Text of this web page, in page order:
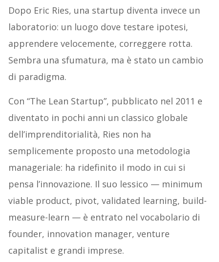
Dopo Eric Ries, una startup diventa invece un
laboratorio: un luogo dove testare ipotesi,
apprendere velocemente, correggere rotta.
Sembra una sfumatura, ma è stato un cambio
di paradigma.
Con “The Lean Startup”, pubblicato nel 2011 e
diventato in pochi anni un classico globale
dell’imprenditorialità, Ries non ha
semplicemente proposto una metodologia
manageriale: ha ridefinito il modo in cui si
pensa l’innovazione. Il suo lessico — minimum
viable product, pivot, validated learning, build-
measure-learn — è entrato nel vocabolario di
founder, innovation manager, venture
capitalist e grandi imprese.